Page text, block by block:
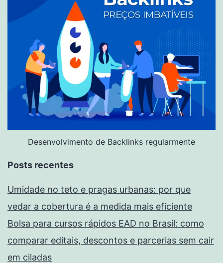
Desenvolvimento de Backlinks regularmente
Posts recentes
Umidade no teto e pragas urbanas: por que
vedar a cobertura é a medida mais eficiente
Bolsa para cursos rápidos EAD no Brasil: como
comparar editais, descontos e parcerias sem cair
em ciladas